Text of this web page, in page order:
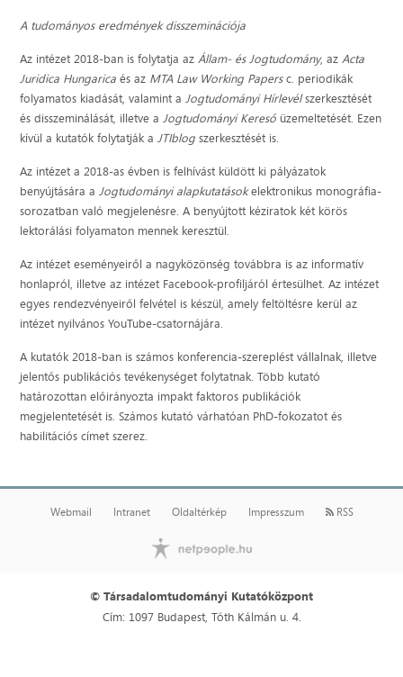
A tudományos eredmények disszeminációja
Az intézet 2018-ban is folytatja azÁllam- és Jogtudomány, azActa
Juridica Hungarica és az MTA Law Working Papersc. periodikák
folyamatos kiadását, valamint aJogtudományi Hírlevélszerkesztését
és disszeminálását, illetve aJogtudományi Kereső üzemeltetését. Ezen
kívül a kutatók folytatják aJTIblog szerkesztését is.
Az intézet a 2018-as évben is felhívást küldött ki pályázatok
benyújtására aJogtudományi alapkutatásokelektronikus monográfia-
sorozatban való megjelenésre. A benyújtott kéziratok két körös
lektorálási folyamaton mennek keresztül.
Az intézet eseményeiről a nagyközönség továbbra is az informatív
honlapról, illetve az intézet Facebook-profiljáról értesülhet. Az intézet
egyes rendezvényeiről felvétel is készül, amely feltöltésre kerül az
intézet nyilvános YouTube-csatornájára.
A kutatók 2018-ban is számos konferencia-szereplést vállalnak, illetve
jelentős publikációs tevékenységet folytatnak. Több kutató
határozottan előirányozta impakt faktoros publikációk
megjelentetését is. Számos kutató várhatóan PhD-fokozatot és
habilitációs címet szerez.
Webmail Intranet Oldaltérkép Impresszum RSS
© Társadalomtudományi Kutatóközpont
Cím: 1097 Budapest, Tóth Kálmán u. 4.